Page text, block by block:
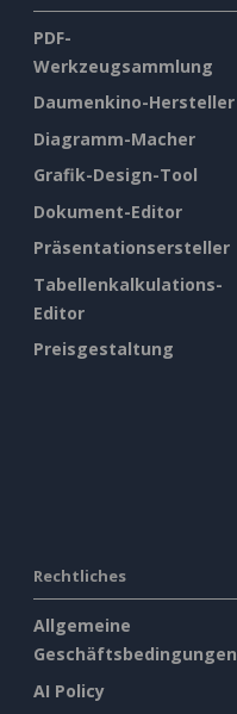
PDF-
Werkzeugsammlung
Daumenkino-Hersteller
Diagramm-Macher
Grafik-Design-Tool
Dokument-Editor
Präsentationsersteller
Tabellenkalkulations-
Editor
Preisgestaltung
Rechtliches
Allgemeine
Geschäftsbedingungen
AI Policy